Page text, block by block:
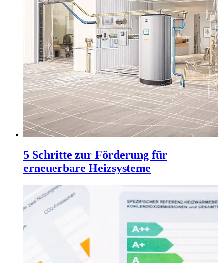
5 Schritte zur Förderung für
erneuerbare Heizsysteme